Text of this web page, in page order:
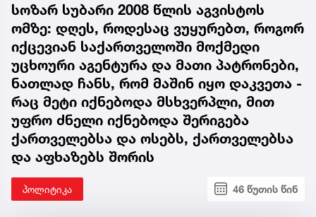
სოზარ სუბარი 2008 წლის აგვისტოს
ომზე: დღეს, როდესაც ვუყურებთ, როგორ
იქცევიან საქართველოში მოქმედი
უცხოური აგენტურა და მათი პატრონები,
ნათლად ჩანს, რომ მაშინ იყო დაკვეთა -
რაც მეტი იქნებოდა მსხვერპლი, მით
უფრო ძნელი იქნებოდა შერიგება
ქართველებსა და ოსებს, ქართველებსა
და აფხაზებს შორის
პოლიტიკა 46 წუთის წინ